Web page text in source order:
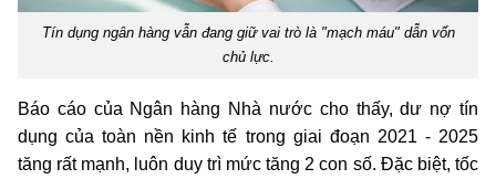
Tín dụng ngân hàng vẫn đang giữ vai trò là "mạch máu" dẫn vốn
chủ lực.
Báo cáo của Ngân hàng Nhà nước cho thấy, dư nợ tín
dụng của toàn nền kinh tế trong giai đoạn 2021 - 2025
tăng rất mạnh, luôn duy trì mức tăng 2 con số. Đặc biệt, tốc